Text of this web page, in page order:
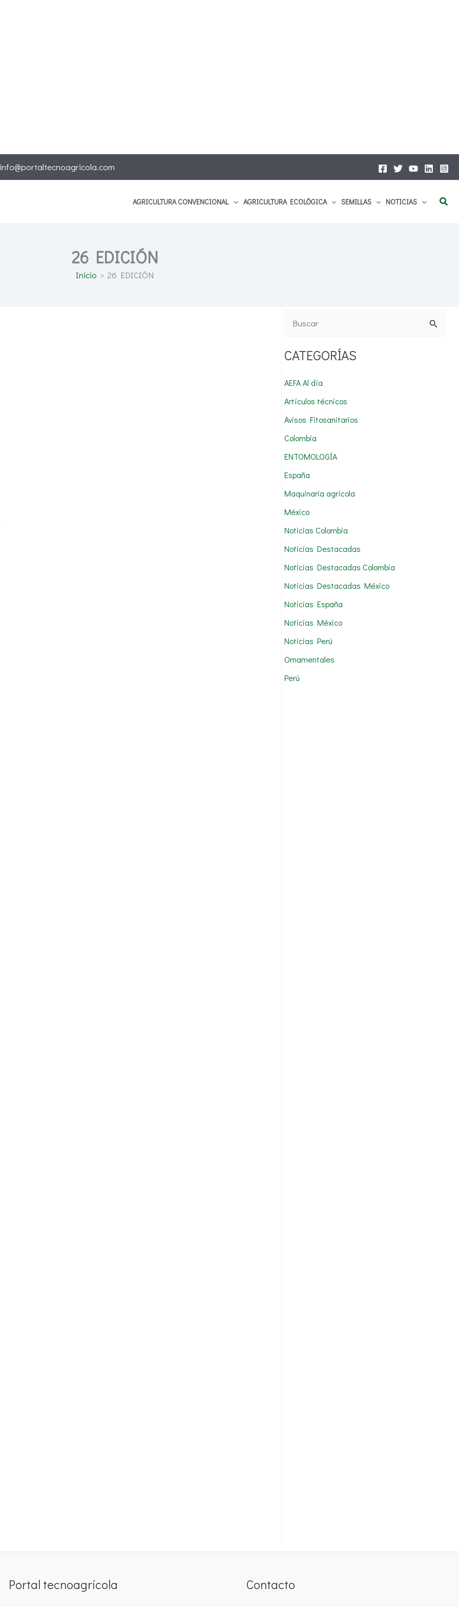
info@portaltecnoagricola.com
AGRICULTURA CONVENCIONAL AGRICULTURA ECOLÓGICA SEMILLAS NOTICIAS
26 EDICIÓN
Inicio 26 EDICIÓN
s
r
p
o
r
:
CATEGORÍAS
AEFA Al día
Artículos técnicos
Avisos Fitosanitarios
Colombia
ENTOMOLOGÍA
España
Maquinaria agrícola
México
Noticias Colombia
Noticias Destacadas
Noticias Destacadas Colombia
Noticias Destacadas México
Noticias España
Noticias México
Noticias Perú
Ornamentales
Perú
Portal tecnoagrícola Contacto